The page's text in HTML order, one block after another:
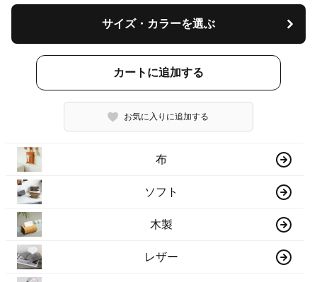
サイズ・カラーを選ぶ
カートに追加する
お気に入りに追加する
布
ソフト
木製
レザー